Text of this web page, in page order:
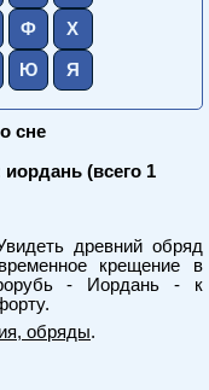
Ф Х
Ю Я
сне
(всего 1
древний обряд
крещение в
- Иордань - к
обряды.